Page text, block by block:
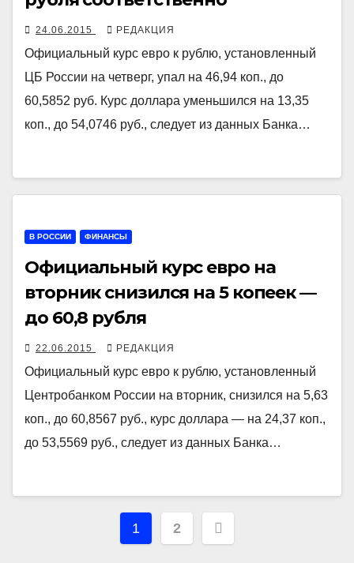
24.06.2015 РЕДАКЦИЯ
Официальный курс евро к рублю, установленный
ЦБ России на четверг, упал на 46,94 коп., до
60,5852 руб. Курс доллара уменьшился на 13,35
коп., до 54,0746 руб., следует из данных Банка…
В РОССИИ ФИНАНСЫ
Официальный курс евро на
вторник снизился на 5 копеек —
до 60,8 рубля
22.06.2015 РЕДАКЦИЯ
Официальный курс евро к рублю, установленный
Центробанком России на вторник, снизился на 5,63
коп., до 60,8567 руб., курс доллара — на 24,37 коп.,
до 53,5569 руб., следует из данных Банка…
Навигация
1 2